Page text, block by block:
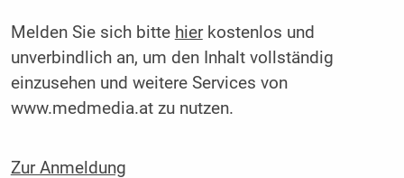
Melden Sie sich bitte hierkostenlos und
unverbindlich an, um den Inhalt vollständig
einzusehen und weitere Services von
www.medmedia.at zu nutzen.
Zur Anmeldung